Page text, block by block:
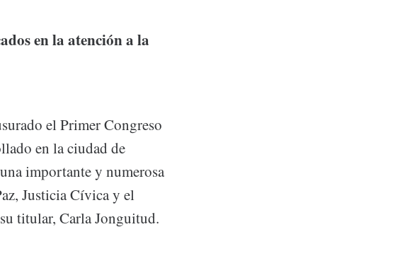
en la atención a la
el Primer Congreso
en la ciudad de
importante y numerosa
Justicia Cívica y el
titular, Carla Jonguitud.